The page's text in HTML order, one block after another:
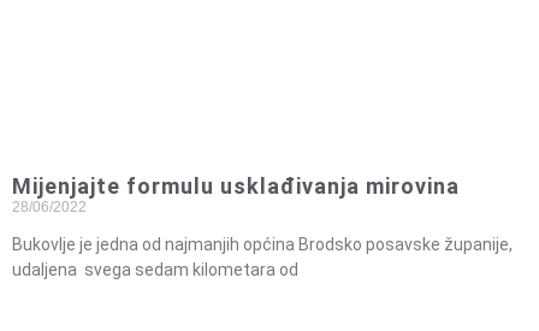
Mijenjajte formulu usklađivanja mirovina
28/06/2022
Bukovlje je jedna od najmanjih općina Brodsko posavske županije,
udaljena svega sedam kilometara od